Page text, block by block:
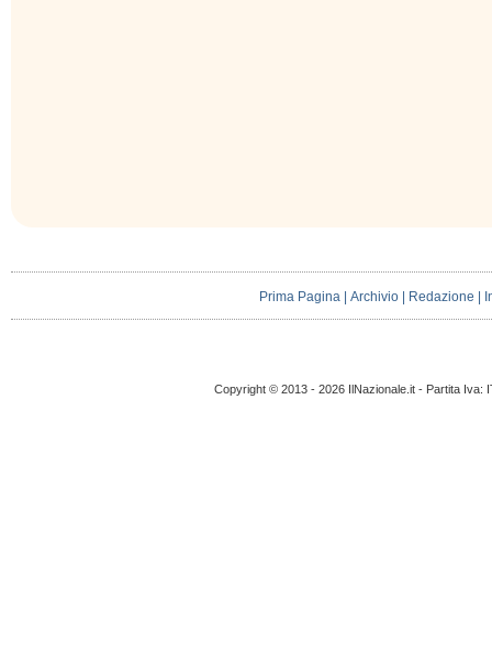
Prima Pagina |Archivio Redazione
Copyright © 2013 - 2026 IlNazionale.it - Partita Iva: